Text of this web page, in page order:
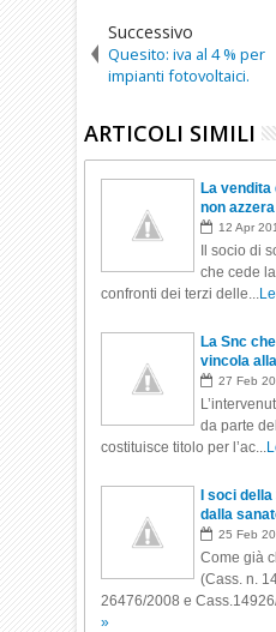
Successivo
Quesito: iva al 4 % per
impianti fotovoltaici.
ARTICOLI SIMILI
La vendita
non
12 Apr
Il socio di
che cede
confronti dei terzi delle...
La Snc
vincola
27 Feb
da parte
costituisce titolo per l’ac...
I soci
dalla
25 Feb
Come già
(Cass. n.
26476/2008 e
»